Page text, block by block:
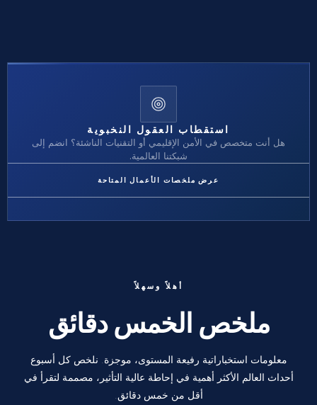
استقطاب العقول النخبوية
هل أنت متخصص في الأمن الإقليمي أو التقنيات الناشئة؟ انضم إلى
شبكتنا العالمية.
عرض ملخصات الأعمال المتاحة
أهلاً وسهلاً
ملخص الخمس دقائق
معلومات استخباراتية رفيعة المستوى، موجزة. نلخص كل أسبوع
أحداث العالم الأكثر أهمية في إحاطة عالية التأثير، مصممة لتقرأ في
أقل من خمس دقائق.